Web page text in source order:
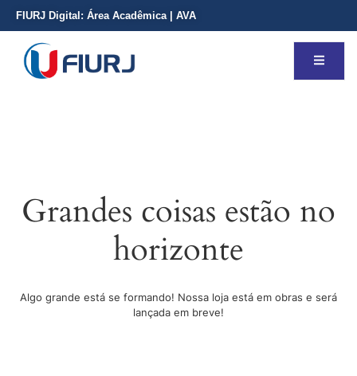
FIURJ Digital: Área Acadêmica AVA
Grandes coisas estão no
horizonte
Algo grande está se formando! Nossa loja está em obras e será
lançada em breve!